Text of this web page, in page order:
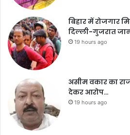
बिहार में रोजगार
दिल्ली-गुजरात
19 hours ago
असीम वकार का
देकर आरोप…
19 hours ago